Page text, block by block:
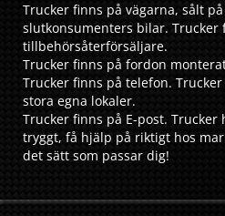
Trucker finns på vägarna, sålt
slutkonsumenters bilar. Trucker
tillbehörsåterförsäljare.
Trucker finns på fordon
Trucker finns på telefon.
stora egna lokaler.
Trucker finns på E-post.
tryggt, få hjälp på riktigt hos
det sätt som passar dig!